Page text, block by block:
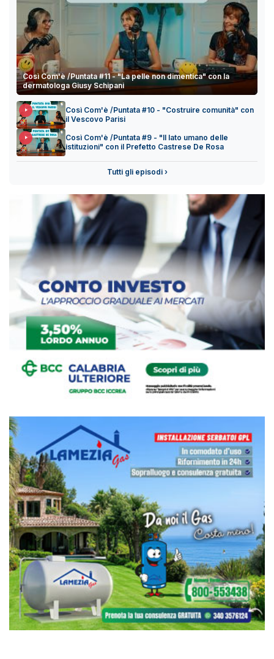
Così Com'è /Puntata #11 - "La pelle non dimentica" con la
dermatologa Giusy Schipani
Così Com'è /Puntata #10 - "Costruire comunità" con
il Vescovo Parisi
Così Com'è /Puntata #9 - "Il lato umano delle
istituzioni" con il Prefetto Castrese De Rosa
Tutti gli episodi ›